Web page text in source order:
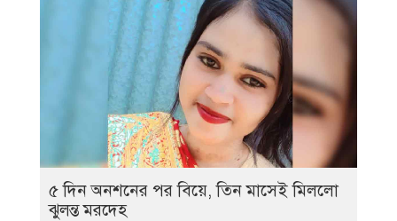
৫ দিন অনশনের পর বিয়ে, তিন মাসেই মিললো
ঝুলন্ত মরদেহ